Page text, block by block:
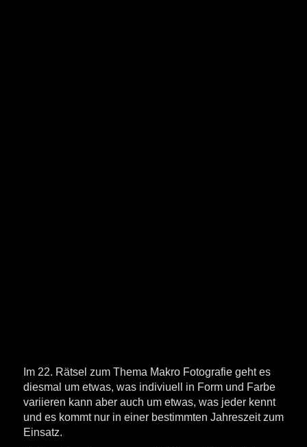
Im 22. Rätsel zum Thema Makro Fotografie geht es
diesmal um etwas, was indiviuell in Form und Farbe
variieren kann aber auch um etwas, was jeder kennt
und es kommt nur in einer bestimmten Jahreszeit zum
Einsatz.